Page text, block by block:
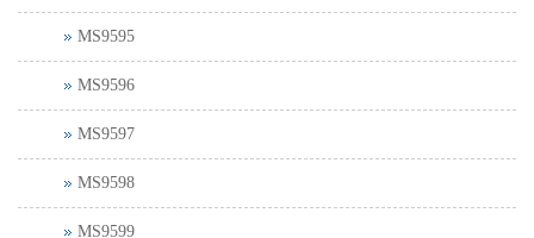
MS9595
MS9596
MS9597
MS9598
MS9599